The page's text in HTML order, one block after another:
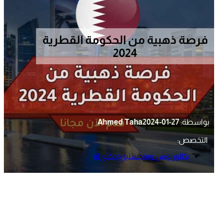
فرصة ذهبية من الحكومة القطرية
2024
بواسطة: Ahmed Taha2024-01-27
التخصص:
بكالوريوس وماجستير ودكتوراة